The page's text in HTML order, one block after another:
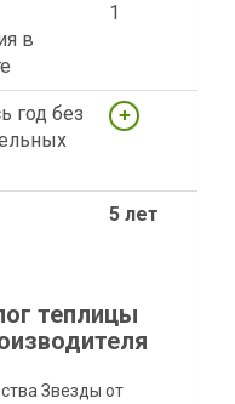
в
1
год без
5 лет
теплицы
Звезды от